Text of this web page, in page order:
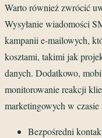
Warto również zwrócić
Wysyłanie wiadomości
kampanii e-mailowych,
kosztami, takimi jak
danych. Dodatkowo,
monitorowanie reakcji
marketingowych w
Bezpośredni